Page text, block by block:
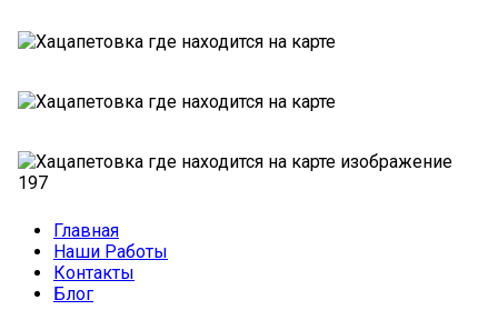
Главная
Наши Работы
Контакты
Блог